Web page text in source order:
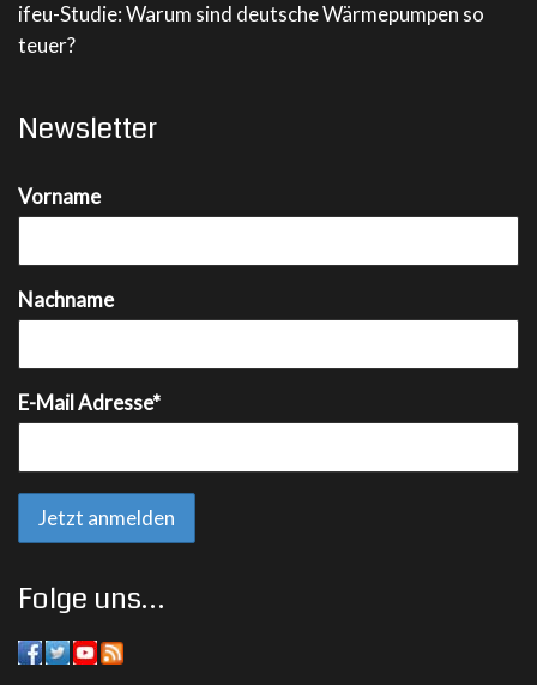
ifeu-Studie: Warum sind deutsche Wärmepumpen so
teuer?
Newsletter
Vorname
Nachname
E-Mail Adresse*
Folge uns…